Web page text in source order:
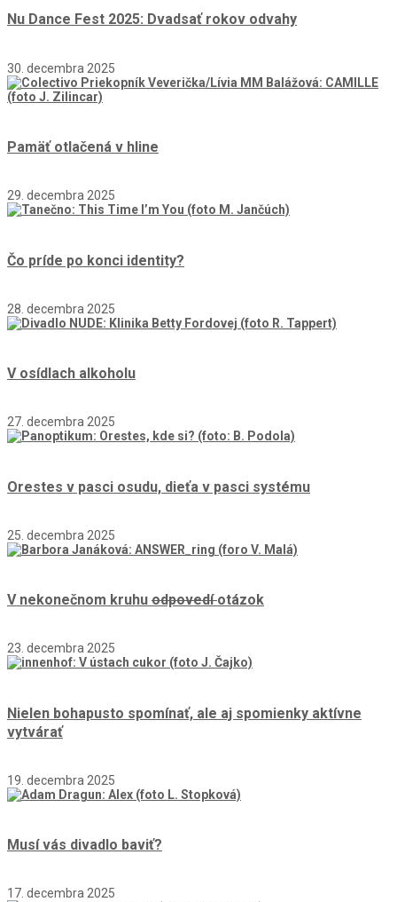
Nu Dance Fest 2025: Dvadsať rokov odvahy
30. decembra 2025
Pamäť otlačená v hline
29. decembra 2025
Čo príde po konci identity?
28. decembra 2025
V osídlach alkoholu
27. decembra 2025
Orestes v pasci osudu, dieťa v pasci systému
25. decembra 2025
V nekonečnom kruhu odpovedíotázok
23. decembra 2025
Nielen bohapusto spomínať, ale aj spomienky aktívne
vytvárať
19. decembra 2025
Musí vás divadlo baviť?
17. decembra 2025